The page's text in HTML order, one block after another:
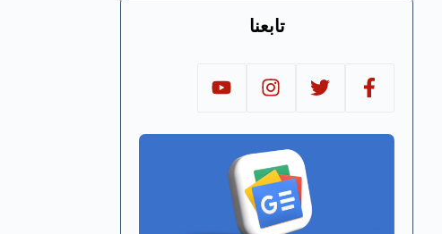
تابعنا